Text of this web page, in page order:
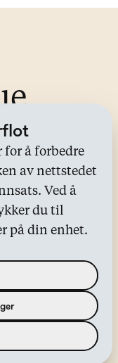
Åpenhetsloven
for å forbedre
av nettstedet
Ved å
du til
på din enhet.